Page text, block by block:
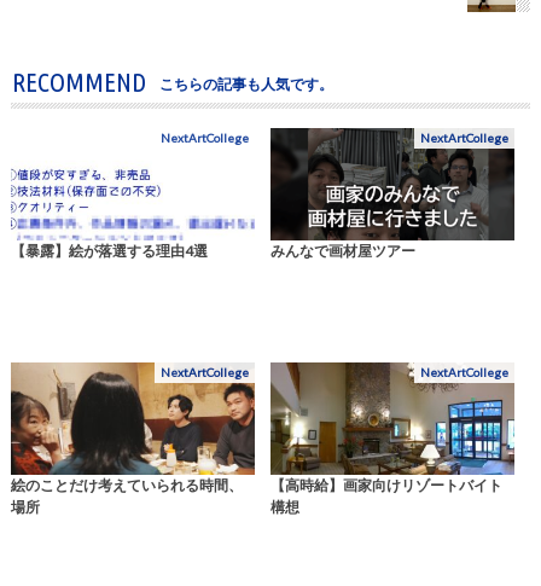
RECOMMEND こちらの記事も人気です。
NextArtCollege
【暴露】絵が落選する理由4選
NextArtCollege
みんなで画材屋ツアー
NextArtCollege
絵のことだけ考えていられる時間、
場所
NextArtCollege
【高時給】画家向けリゾートバイト
構想